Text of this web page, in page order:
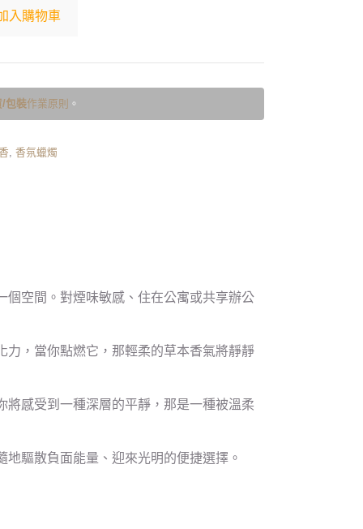
入購物車
/包裝作業原則 。
香氛蠟燭
個空間。對煙味敏感、住在公寓或共享辦公
力，當你點燃它，那輕柔的草本香氣將靜靜
感受到一種深層的平靜，那是一種被溫柔
驅散負面能量、迎來光明的便捷選擇。